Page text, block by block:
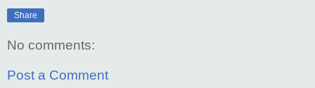
Share
No comments:
Post a Comment